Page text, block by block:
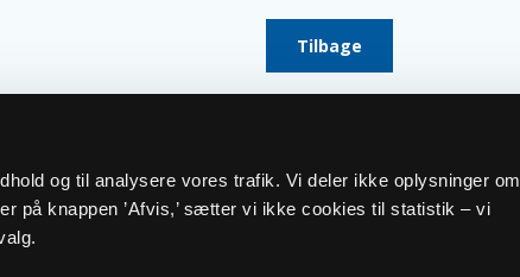
og til analysere vores trafik. Vi deler ikke oplysninger om
på knappen ’Afvis,’ sætter vi ikke cookies til statistik – vi
Tilbage